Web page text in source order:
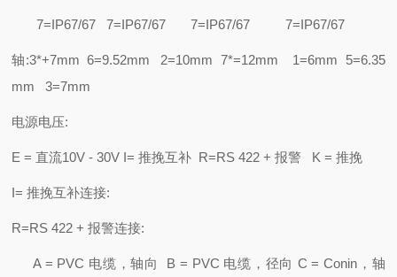
7=IP67/67 7=IP67/67 7=IP67/67 7=IP67/67
轴:3*+7mm 6=9.52mm 2=10mm 7*=12mm 1=6mm 5=6.35
mm 3=7mm
电源电压:
E = 直流10V - 30V I= 推挽互补 R=RS 422 + 报警 K = 推挽
I= 推挽互补连接:
R=RS 422 + 报警连接:
A = PVC 电缆，轴向 B = PVC 电缆，径向 C = Conin，轴